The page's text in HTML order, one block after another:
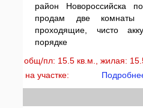
район Новороссийска
продам две комнаты
проходящие, чисто
порядке
общ/пл: 15.5 кв.м., жилая:
на участке: